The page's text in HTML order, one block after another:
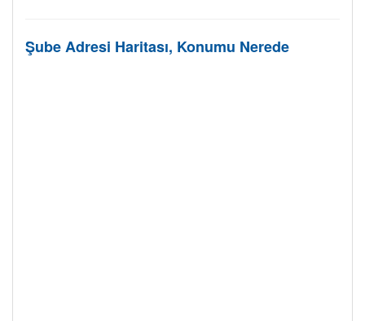
Şube Adresi Haritası, Konumu Nerede